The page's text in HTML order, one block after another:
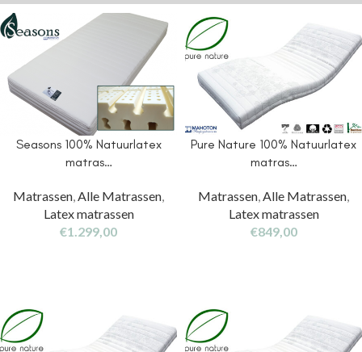
Seasons 100% Natuurlatex
matras…
Matrassen Alle Matrassen
Latex matrassen
€1.299,00
Pure Nature 100% Natuurlatex
matras…
Matrassen Alle Matrassen
Latex matrassen
€849,00